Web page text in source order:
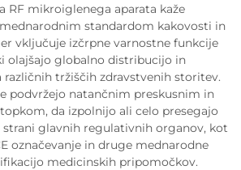
RF mikroiglenega aparata kaže
standardom kakovosti in
vključuje izčrpne varnostne funkcije
olajšajo globalno distribucijo in
različnih tržiščih zdravstvenih storitev.
podvržejo natančnim preskusnim in
da izpolnijo ali celo presegajo
strani glavnih regulativnih organov, kot
označevanje in druge mednarodne
medicinskih pripomočkov.